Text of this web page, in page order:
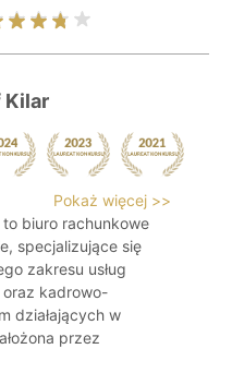
Kilar
Pokaż więcej >>
biuro rachunkowe
specjalizujące się
zakresu usług
kadrowo-
działających w
przez